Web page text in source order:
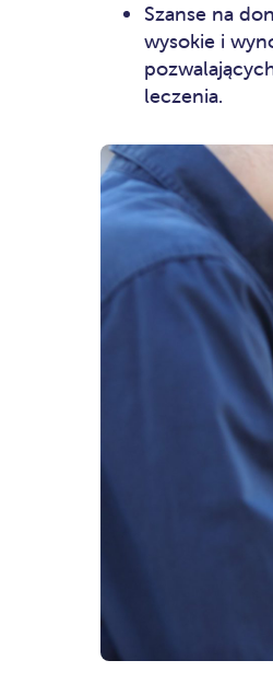
Szanse na
wysokie i
leczenia.